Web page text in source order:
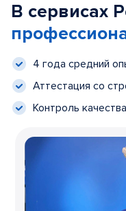
В сервисах
4 года средний
Аттестация со
Контроль